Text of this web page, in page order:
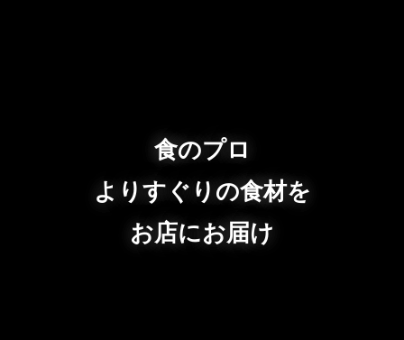
食のプロ
よりすぐりの食材を
お店にお届け